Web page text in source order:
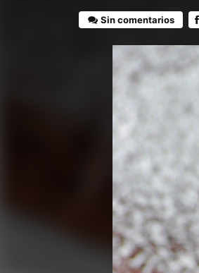
Sin comentarios